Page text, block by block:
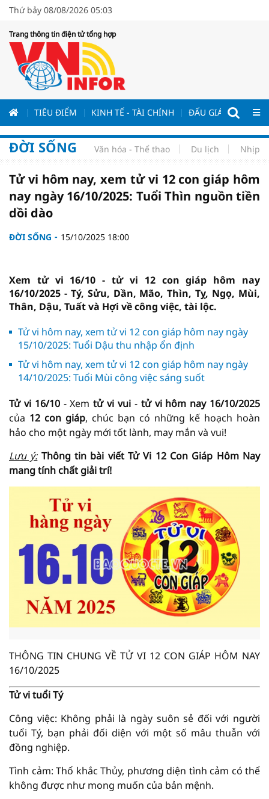
Thứ bảy 08/08/2026 05:03
Trang thông tin điện tử tổng hợp
TIÊU ĐIỂM KINH TẾ - TÀI CHÍNH ĐẤU GIÁ - ĐẤU
ĐỜI SỐNG Văn hóa - Thể thao Du lịch Nhịp
Tử vi hôm nay, xem tử vi 12 con giáp hôm
nay ngày 16/10/2025: Tuổi Thìn nguồn tiền
dồi dào
ĐỜI SỐNG 15/10/2025 18:00
Xem tử vi 16/10 - tử vi 12 con giáp hôm nay
16/10/2025 - Tý, Sửu, Dần, Mão, Thìn, Tỵ, Ngọ, Mùi,
Thân, Dậu, Tuất và Hợi về công việc, tài lộc.
Tử vi hôm nay, xem tử vi 12 con giáp hôm nay ngày
15/10/2025: Tuổi Dậu thu nhập ổn định
Tử vi hôm nay, xem tử vi 12 con giáp hôm nay ngày
14/10/2025: Tuổi Mùi công việc sáng suốt
Tử vi 16/10 - Xemtử vi vui - tử vi hôm nay 16/10/2025
của 12 con giáp, chúc bạn có những kế hoạch hoàn
hảo cho một ngày mới tốt lành, may mắn và vui!
Lưu ý: Thông tin bài viếtTử Vi 12 Con Giáp Hôm Nay
mang tính chất giải trí!
THÔNG TIN CHUNG VỀ TỬ VI 12 CON GIÁP HÔM NAY
16/10/2025
Tử vi tuổi Tý
Công việc: Không phải là ngày suôn sẻ đối với người
tuổi Tý, bạn phải đối diện với một số mâu thuẫn với
đồng nghiệp.
Tình cảm: Thổ khắc Thủy, phương diện tình cảm có thể
không được như mong muốn của bản mệnh.